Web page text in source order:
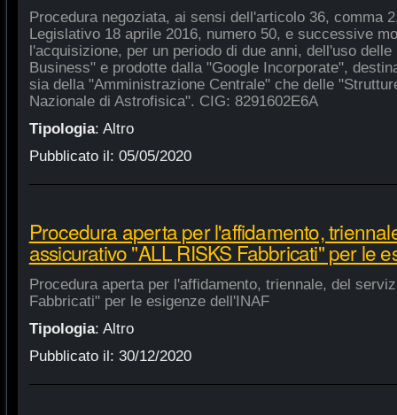
Procedura negoziata, ai sensi dell'articolo 36, comma
Legislativo 18 aprile 2016, numero 50, e successive
l'acquisizione, per un periodo di due anni, dell'uso
Business" e prodotte dalla "Google Incorporate",
sia della "Amministrazione Centrale" che delle
Nazionale di Astrofisica". CIG: 8291602E6A
Tipologia: Altro
Pubblicato il: 05/05/2020
Procedura aperta per l'affidamento,
assicurativo "ALL RISKS Fabbricati" per le
Procedura aperta per l'affidamento, triennale, del
Fabbricati" per le esigenze dell'INAF
Tipologia: Altro
Pubblicato il: 30/12/2020